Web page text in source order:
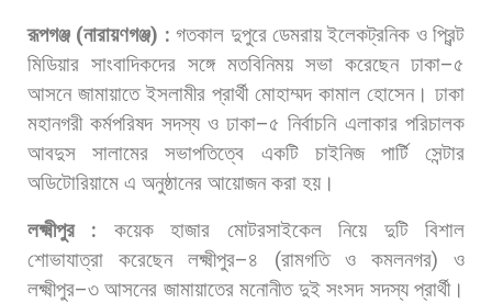
রূপগঞ্জ (নারায়ণগঞ্জ) : গতকাল দুপুরে ডেমরায় ইলেকট্রনিক ও প্রিন্ট
মিডিয়ার সাংবাদিকদের সঙ্গে মতবিনিময় সভা করেছেন ঢাকা–৫
আসনে জামায়াতে ইসলামীর প্রার্থী মোহাম্মদ কামাল হোসেন। ঢাকা
মহানগরী কর্মপরিষদ সদস্য ও ঢাকা–৫ নির্বাচনি এলাকার পরিচালক
আবদুস
সালামের সভাপতিত্বে একটি চাইনিজ পার্টি
সেন্টার
অডিটোরিয়ামে এ অনুষ্ঠানের আয়োজন করা হয়।
লক্ষ্মীপুর: কয়েক হাজার মোটরসাইকেল নিয়ে দুটি
বিশাল
শোভাযাত্রা
করেছেন লক্ষ্মীপুর–৪ (রামগতি ও কমলনগর)ও
লক্ষ্মীপুর–৩ আসনের জামায়াতের মনোনীত দুই সংসদ সদস্য প্রার্থী।